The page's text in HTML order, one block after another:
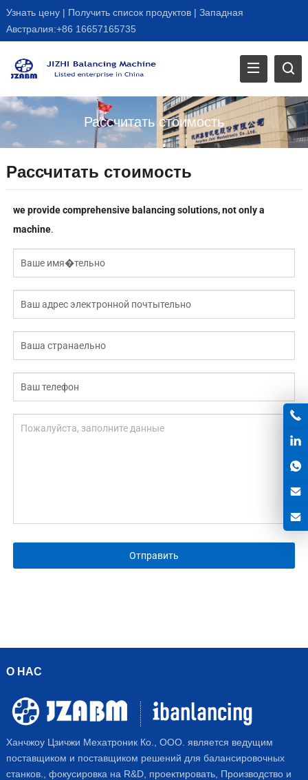
Узнать цену| Получить список продуктов| Западная
Австралия:+86 16657165735
Рассчитать стоимость
Рассчитать стоимость
we provide comprehensive balancing solutions,not only a
machine.
Отправить
О НАС
Ханчжоу Цзичжи Мехатроник Ко., ООО. является ведущим
поставщиком и поставщиком решений для балансировочных
станков., фокусировка на R&D, проектировать, Производство и